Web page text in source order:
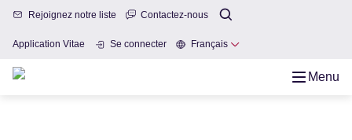
Rejoignez notre liste Contactez-nous
Application Vitae Se connecter Français
Menu